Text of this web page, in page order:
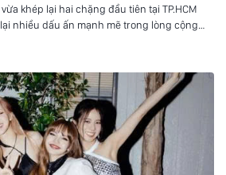
khép lại hai chặng đầu tiên tại TP.HCM
lại nhiều dấu ấn mạnh mẽ trong lòng cộng
cách sống thể thao hiện đại tại Việt Nam.